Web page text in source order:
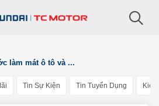
làm mát ô tô và ...
Tin Sự Kiện Tin Tuyển Dụng